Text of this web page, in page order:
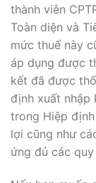
thành viên
Toàn diện và
mức thuế này
áp dụng được
kết đã được
định xuất nhập
trong Hiệp
lợi cũng như
ứng đủ các